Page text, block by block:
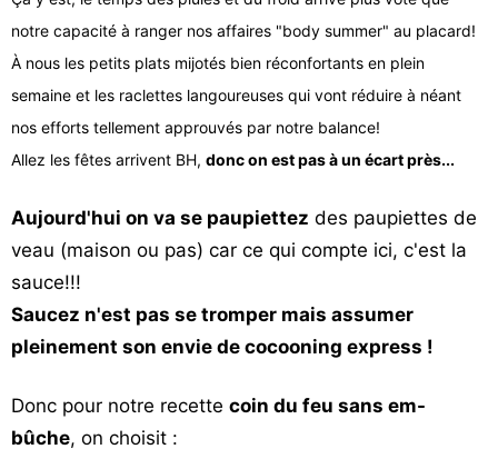
Vos
chroniques
Les
bonnes
adresses
notre capacité à ranger nos affaires "body summer" au placard!
À nous les petits plats mijotés bien réconfortants en plein
semaine et les raclettes langoureuses qui vont réduire à néant
nos efforts tellement approuvés par notre balance!
Allez les fêtes arrivent BH, donc on est pas à un écart près...
Aujourd'hui on va se paupiettez des paupiettes de
veau (maison ou pas) car ce qui compte ici, c'est la
sauce!!!
Saucez n'est pas se tromper mais assumer
pleinement son envie de cocooning express !
Donc pour notre recette coin du feu sans em-
bûche, on choisit :